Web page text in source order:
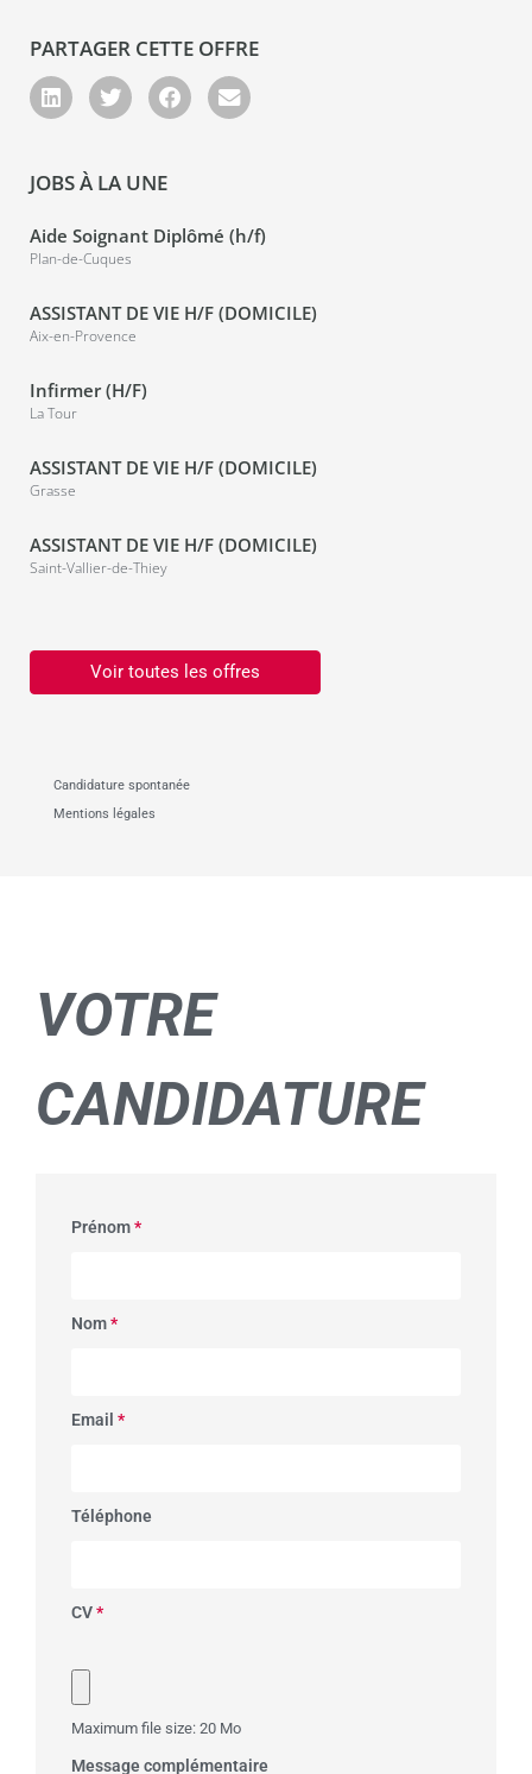
PARTAGER CETTE OFFRE
JOBS À LA UNE
Aide Soignant Diplômé (h/f)
Plan-de-Cuques
ASSISTANT DE VIE H/F (DOMICILE)
Aix-en-Provence
Infirmer (H/F)
La Tour
ASSISTANT DE VIE H/F (DOMICILE)
Grasse
ASSISTANT DE VIE H/F (DOMICILE)
Saint-Vallier-de-Thiey
Voir toutes les offres
Candidature spontanée
Mentions légales
VOTRE
CANDIDATURE
Prénom*
Nom*
Email *
Téléphone
CV*
Maximum file size: 20 Mo
Message complémentaire